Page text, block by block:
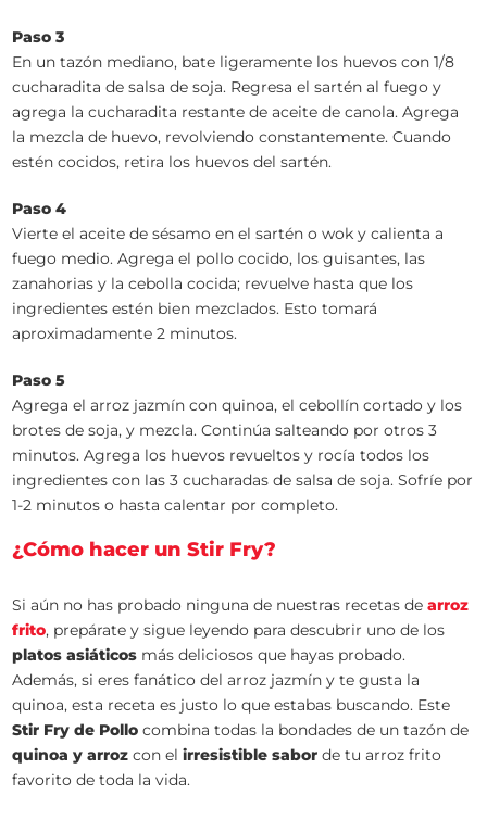
Paso 3
En un tazón mediano, bate ligeramente los huevos con 1/8
cucharadita de salsa de soja. Regresa el sartén al fuego y
agrega la cucharadita restante de aceite de canola. Agrega
la mezcla de huevo, revolviendo constantemente. Cuando
estén cocidos, retira los huevos del sartén.
Paso 4
Vierte el aceite de sésamo en el sartén o wok y calienta a
fuego medio. Agrega el pollo cocido, los guisantes, las
zanahorias y la cebolla cocida; revuelve hasta que los
ingredientes estén bien mezclados. Esto tomará
aproximadamente 2 minutos.
Paso 5
Agrega el arroz jazmín con quinoa, el cebollín cortado y los
brotes de soja, y mezcla. Continúa salteando por otros 3
minutos. Agrega los huevos revueltos y rocía todos los
ingredientes con las 3 cucharadas de salsa de soja. Sofríe por
1-2 minutos o hasta calentar por completo.
¿Cómo hacer un Stir Fry?
Si aún no has probado ninguna de nuestras recetas dearroz
frito, prepárate y sigue leyendo para descubrir uno de los
platos asiáticos más deliciosos que hayas probado.
Además, si eres fanático del arroz jazmín y te gusta la
quinoa, esta receta es justo lo que estabas buscando. Este
Stir Fry de Pollo combina todas la bondades de un tazón de
quinoa y arroz con elirresistible sabor de tu arroz frito
favorito de toda la vida.